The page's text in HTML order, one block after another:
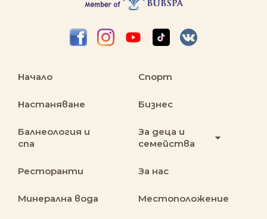
Начало
Настаняване
Балнеология и
спа
Ресторанти
Минерална вода
Спорт
Бизнес
За деца и
семейства
За нас
Местоположение